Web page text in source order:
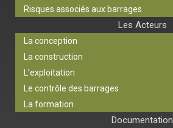
Risques associés aux barrages
Les Acteurs
La conception
La construction
L’exploitation
Le contrôle des barrages
La formation
Documentation